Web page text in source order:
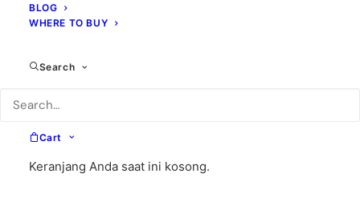
BLOG
WHERE TO BUY
Search
Cart
Keranjang Anda saat ini kosong.